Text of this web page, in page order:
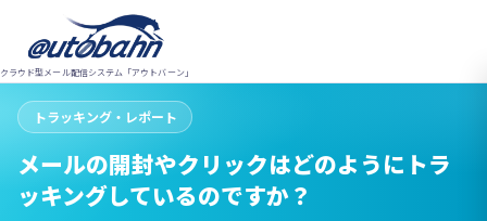
クラウド型メール配信システム「アウトバーン」
トラッキング・レポート
メールの開封やクリックはどのようにトラ
ッキングしているのですか？